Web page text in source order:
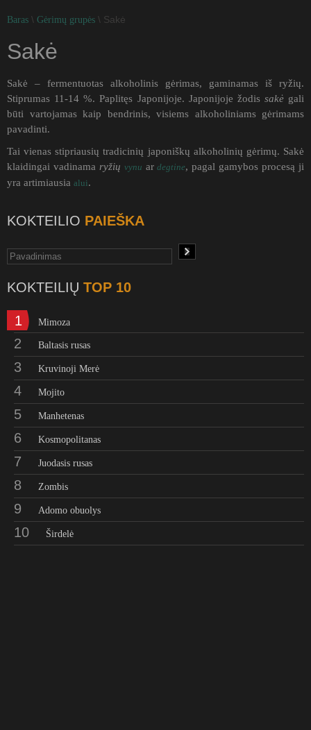
Baras \ Gėrimų grupės \ Sakė
Sakė
Sakė – fermentuotas alkoholinis gėrimas, gaminamas iš ryžių.
Stiprumas 11-14 %. Paplitęs Japonijoje. Japonijoje žodis sakėgali
būti vartojamas kaip bendrinis, visiems alkoholiniams gėrimams
pavadinti.
Tai vienas stipriausių tradicinių japoniškų alkoholinių gėrimų. Sakė
klaidingai vadinama ryžių vynu ardegtine, pagal gamybos procesą ji
yra artimiausia alui.
KOKTEILIO PAIEŠKA
KOKTEILIŲ TOP 10
1 Mimoza
2 Baltasis rusas
3 Kruvinoji Merė
4 Mojito
5 Manhetenas
6 Kosmopolitanas
7 Juodasis rusas
8 Zombis
9 Adomo obuolys
10 Širdelė